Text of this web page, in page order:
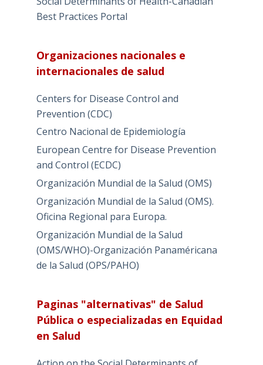
Best Practices Portal
Organizaciones nacionales e
internacionales de salud
Centers for Disease Control and
Prevention (CDC)
Centro Nacional de Epidemiología
European Centre for Disease Prevention
and Control (ECDC)
Organización Mundial de la Salud (OMS)
Organización Mundial de la Salud (OMS).
Oficina Regional para Europa.
Organización Mundial de la Salud
(OMS/WHO)-Organización Panaméricana
de la Salud (OPS/PAHO)
Paginas "alternativas" de Salud
Pública o especializadas en Equidad
en Salud